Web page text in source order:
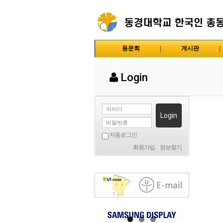
동문회 게시판
Login
Login
자동로그인
회원가입
정보찾기